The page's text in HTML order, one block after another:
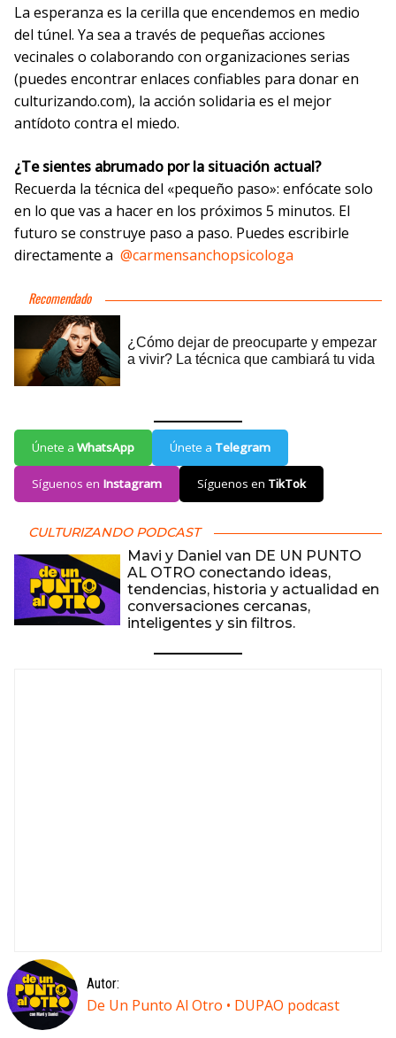
La esperanza es la cerilla que encendemos en medio
del túnel. Ya sea a través de pequeñas acciones
vecinales o colaborando con organizaciones serias
(puedes encontrar enlaces confiables para donar en
culturizando.com), la acción solidaria es el mejor
antídoto contra el miedo.
¿Te sientes abrumado por la situación actual?
Recuerda la técnica del «pequeño paso»: enfócate solo
en lo que vas a hacer en los próximos 5 minutos. El
futuro se construye paso a paso. Puedes escribirle
directamente a @carmensanchopsicologa
Únete a WhatsApp Únete a Telegram
Síguenos en Instagram Síguenos en TikTok
CULTURIZANDO PODCAST
Mavi y Daniel van DE UN PUNTO
AL OTRO conectando ideas,
tendencias, historia y actualidad en
conversaciones cercanas,
inteligentes y sin filtros.
Autor:
De Un Punto Al Otro • DUPAO podcast